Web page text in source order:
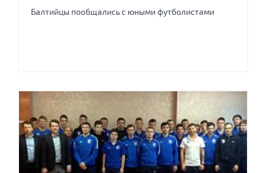
Балтийцы пообщались с юными футболистами